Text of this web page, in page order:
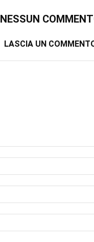
NESSUN
LASCIA UN